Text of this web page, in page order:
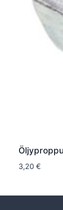
3,20 €